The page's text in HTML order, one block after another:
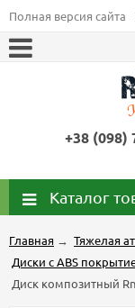
Полная версия сайта
+38 (098)
Каталог
Главная → Тяжелая
Диски с ABS
Диск композитный